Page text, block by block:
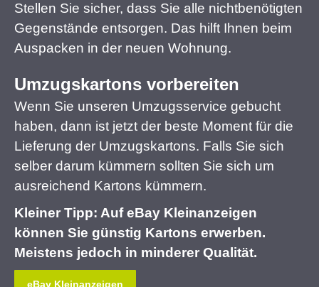
Stellen Sie sicher, dass Sie alle nichtbenötigten
Gegenstände entsorgen. Das hilft Ihnen beim
Auspacken in der neuen Wohnung.
Umzugskartons vorbereiten
Wenn Sie unseren Umzugsservice gebucht
haben, dann ist jetzt der beste Moment für die
Lieferung der Umzugskartons. Falls Sie sich
selber darum kümmern sollten Sie sich um
ausreichend Kartons kümmern.
Kleiner Tipp: Auf eBay Kleinanzeigen
können Sie günstig Kartons erwerben.
Meistens jedoch in minderer Qualität.
eBay Kleinanzeigen